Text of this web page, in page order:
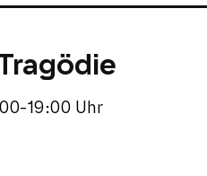
19:00 Uhr